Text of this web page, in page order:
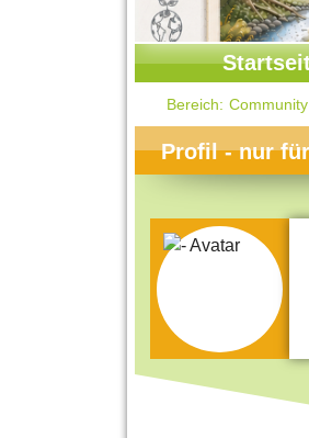
Startseite
Kontakt
Themen-Specials
Häufig gesucht
Beliebte Artikel
Bereich: Community
Profil - nur